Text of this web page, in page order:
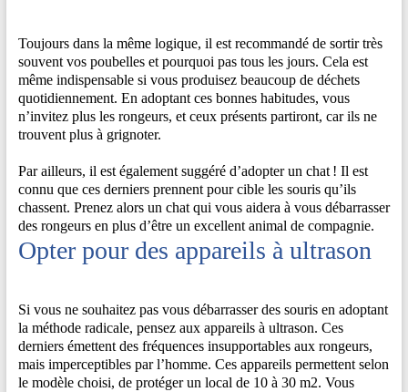
Toujours dans la même logique, il est recommandé de sortir très
souvent vos poubelles et pourquoi pas tous les jours. Cela est
même indispensable si vous produisez beaucoup de déchets
quotidiennement. En adoptant ces bonnes habitudes, vous
n’invitez plus les rongeurs, et ceux présents partiront, car ils ne
trouvent plus à grignoter.
Par ailleurs, il est également suggéré d’adopter un chat ! Il est
connu que ces derniers prennent pour cible les souris qu’ils
chassent. Prenez alors un chat qui vous aidera à vous débarrasser
des rongeurs en plus d’être un excellent animal de compagnie.
Opter pour des appareils à ultrason
Si vous ne souhaitez pas vous débarrasser des souris en adoptant
la méthode radicale, pensez aux appareils à ultrason. Ces
derniers émettent des fréquences insupportables aux rongeurs,
mais imperceptibles par l’homme. Ces appareils permettent selon
le modèle choisi, de protéger un local de 10 à 30 m2. Vous